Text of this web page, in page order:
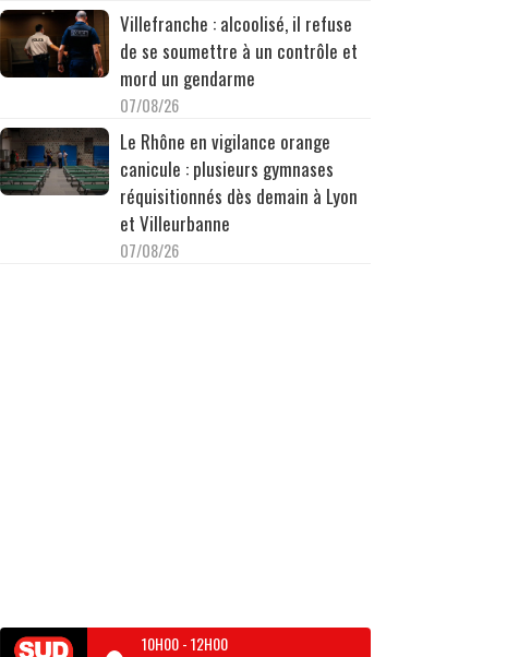
Villefranche : alcoolisé, il refuse
de se soumettre à un contrôle et
mord un gendarme
07/08/26
Le Rhône en vigilance orange
canicule : plusieurs gymnases
réquisitionnés dès demain à Lyon
et Villeurbanne
07/08/26
10H00-12H00